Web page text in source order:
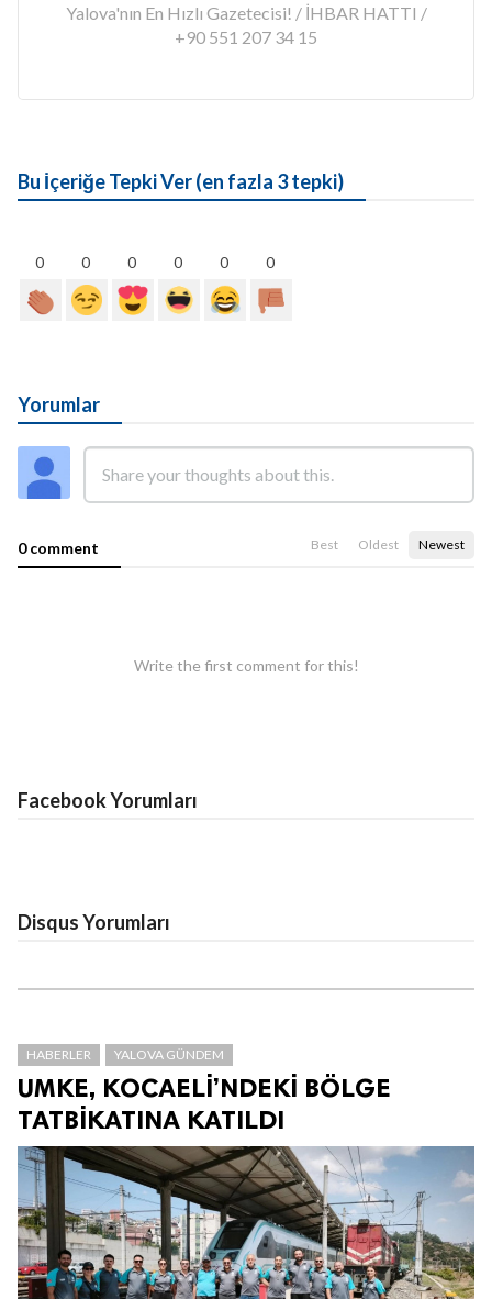
Yalova'nın En Hızlı Gazetecisi! / İHBAR HATTI /
+90 551 207 34 15
Bu İçeriğe Tepki Ver (en fazla 3 tepki)
0 0 0 0 0 0
Yorumlar
0 comment Best Oldest Newest
Write the first comment for this!
Facebook Yorumları
Disqus Yorumları
HABERLER YALOVA GÜNDEM
UMKE, KOCAELİ’NDEKİ BÖLGE
TATBİKATINA KATILDI